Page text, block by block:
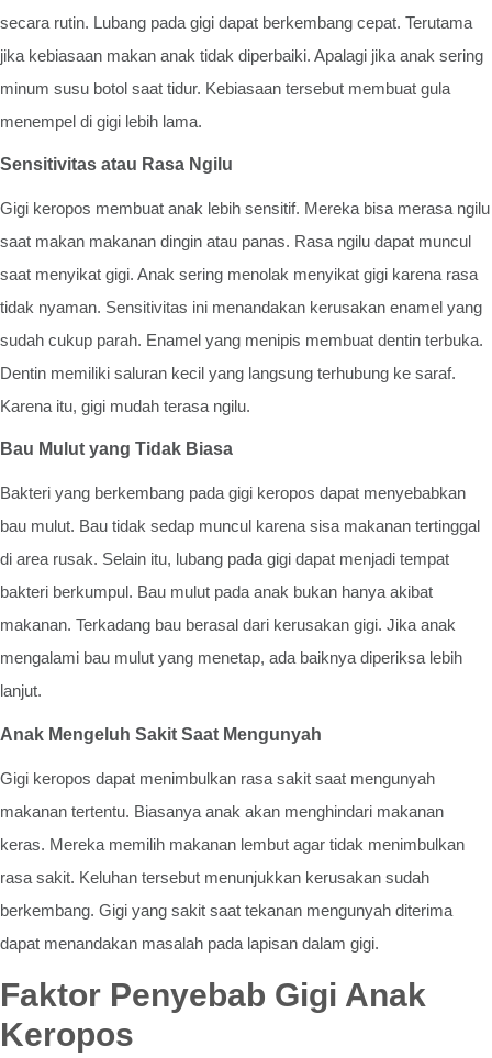
secara rutin. Lubang pada gigi dapat berkembang cepat. Terutama
jika kebiasaan makan anak tidak diperbaiki. Apalagi jika anak sering
minum susu botol saat tidur. Kebiasaan tersebut membuat gula
menempel di gigi lebih lama.
Sensitivitas atau Rasa Ngilu
Gigi keropos membuat anak lebih sensitif. Mereka bisa merasa ngilu
saat makan makanan dingin atau panas. Rasa ngilu dapat muncul
saat menyikat gigi. Anak sering menolak menyikat gigi karena rasa
tidak nyaman. Sensitivitas ini menandakan kerusakan enamel yang
sudah cukup parah. Enamel yang menipis membuat dentin terbuka.
Dentin memiliki saluran kecil yang langsung terhubung ke saraf.
Karena itu, gigi mudah terasa ngilu.
Bau Mulut yang Tidak Biasa
Bakteri yang berkembang pada gigi keropos dapat menyebabkan
bau mulut. Bau tidak sedap muncul karena sisa makanan tertinggal
di area rusak. Selain itu, lubang pada gigi dapat menjadi tempat
bakteri berkumpul. Bau mulut pada anak bukan hanya akibat
makanan. Terkadang bau berasal dari kerusakan gigi. Jika anak
mengalami bau mulut yang menetap, ada baiknya diperiksa lebih
lanjut.
Anak Mengeluh Sakit Saat Mengunyah
Gigi keropos dapat menimbulkan rasa sakit saat mengunyah
makanan tertentu. Biasanya anak akan menghindari makanan
keras. Mereka memilih makanan lembut agar tidak menimbulkan
rasa sakit. Keluhan tersebut menunjukkan kerusakan sudah
berkembang. Gigi yang sakit saat tekanan mengunyah diterima
dapat menandakan masalah pada lapisan dalam gigi.
Faktor Penyebab Gigi Anak
Keropos